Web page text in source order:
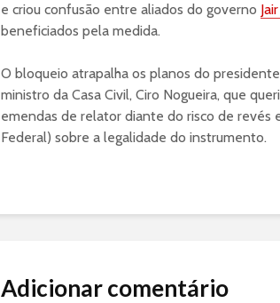
e criou confusão entre aliados do governo
beneficiados pela medida.
O bloqueio atrapalha os planos do presidente
ministro da Casa Civil, Ciro Nogueira, que
emendas de relator diante do risco de revés
Federal) sobre a legalidade do instrumento.
Adicionar comentário